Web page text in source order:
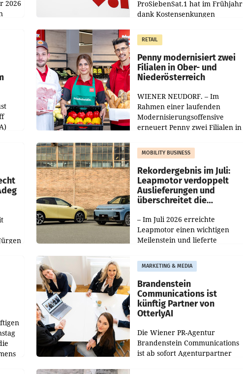
2026
ProSiebenSat.1 hat im Frühjahr
dank Kostensenkungen
gemacht und die
Markterwartung deutlich
übertroffen.
RETAIL
Penny modernisiert zwei
Filialen in Ober- und
Niederösterreich
WIENER NEUDORF. – Im
Rahmen einer laufenden
Modernisierungsoffensive
erneuert Penny zwei Filialen in
Die beiden Standorte liegen in
Haag sowie im rund
MOBILITY BUSINESS
Rekordergebnis im Juli:
Leapmotor verdoppelt
Auslieferungen und
überschreitet die
– Im Juli 2026 erreichte
Leapmotor einen wichtigen
Meilenstein und lieferte
aus, womit sich das Ergebnis
gegenüber Juli 2025 mehr als
verdoppelte (+102
MARKETING & MEDIA
Brandenstein
Communications ist
künftig Partner von
OtterlyAI
Die Wiener PR-Agentur
Brandenstein Communications
ist ab sofort Agenturpartner